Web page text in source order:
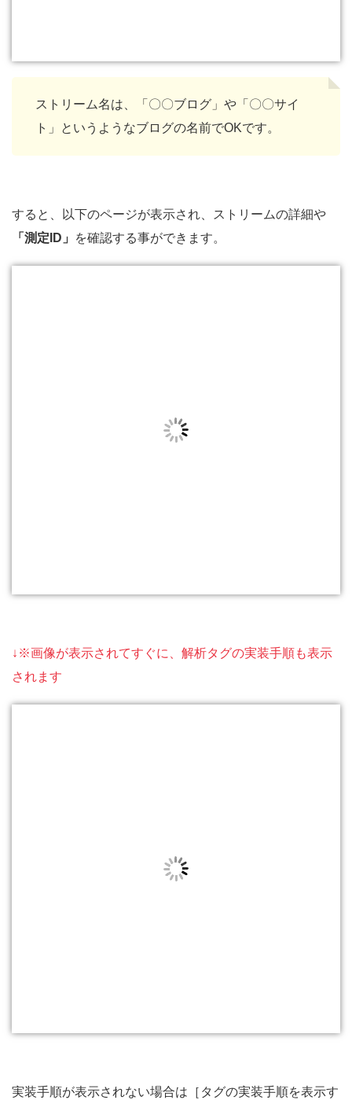
ストリーム名は、「〇〇ブログ」や「〇〇サイ
ト」というようなブログの名前でOKです。
すると、以下のページが表示され、ストリームの詳細や
「測定ID」
を確認する事ができます。
↓※画像が表示されてすぐに、解析タグの実装手順も表示
されます
実装手順が表示されない場合は［タグの実装手順を表示す